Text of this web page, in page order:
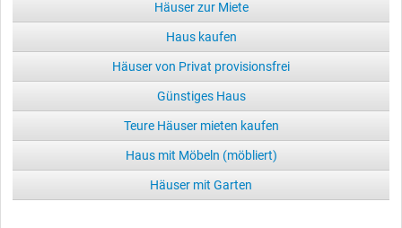
Häuser zur Miete
Haus kaufen
Häuser von Privat provisionsfrei
Günstiges Haus
Teure Häuser mieten kaufen
Haus mit Möbeln (möbliert)
Häuser mit Garten